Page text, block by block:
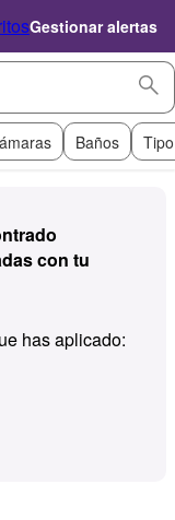
Gestionar alertas
Baños
con tu
has aplicado: